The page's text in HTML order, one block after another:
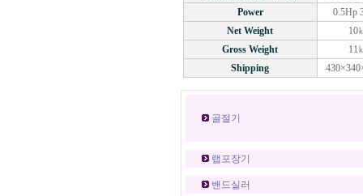
Power
0.5Hp
Net Weight
10
Gross Weight
11
Shipping
골절기
랩포장기
밴드실러